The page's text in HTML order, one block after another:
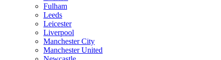
Fulham
Leeds
Leicester
Liverpool
Manchester City
Manchester United